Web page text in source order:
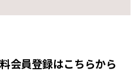
会員登録はこちらから